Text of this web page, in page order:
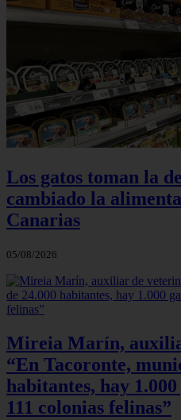
Los gatos toman la
cambiado la
Canarias
05/08/2026
Mireia Marín,
“En Tacoronte,
habitantes, hay
111 colonias felinas”